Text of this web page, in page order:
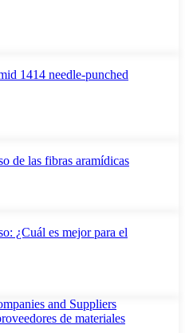
1414 needle-punched
de las fibras aramídicas
¿Cuál es mejor para el
de materiales